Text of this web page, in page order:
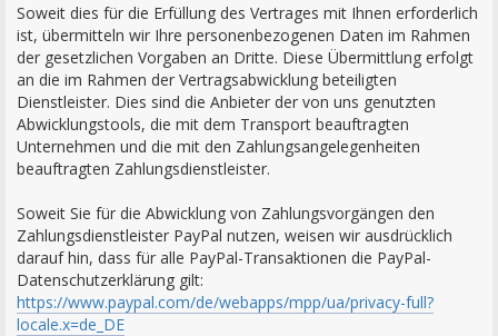
Soweit dies für die Erfüllung des Vertrages mit Ihnen erforderlich
ist, übermitteln wir Ihre personenbezogenen Daten im Rahmen
der gesetzlichen Vorgaben an Dritte. Diese Übermittlung erfolgt
an die im Rahmen der Vertragsabwicklung beteiligten
Dienstleister. Dies sind die Anbieter der von uns genutzten
Abwicklungstools, die mit dem Transport beauftragten
Unternehmen und die mit den Zahlungsangelegenheiten
beauftragten Zahlungsdienstleister.
Soweit Sie für die Abwicklung von Zahlungsvorgängen den
Zahlungsdienstleister PayPal nutzen, weisen wir ausdrücklich
darauf hin, dass für alle PayPal-Transaktionen die PayPal-
Datenschutzerklärung gilt:
https://www.paypal.com/de/webapps/mpp/ua/privacy-full?
locale.x=de_DE